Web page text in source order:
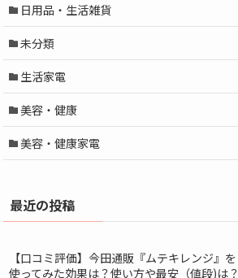
日用品・生活雑貨
未分類
生活家電
美容・健康
美容・健康家電
最近の投稿
【口コミ評価】今田通販『ムテキレンジ』を
使ってみた効果は？使い方や最安（値段)は？